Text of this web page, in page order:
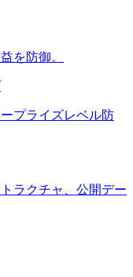
を防御。
プライズレベル防
ラクチャ、公開デー